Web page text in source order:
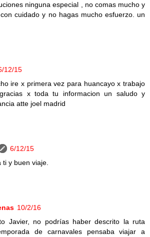
ninguna especial , no comas mucho y
cuidado y no hagas mucho esfuerzo. un
12/15
ire x primera vez para huancayo x trabajo
x toda tu informacion un saludo y
atte joel madrid
6/12/15
ti y buen viaje.
10/2/16
Javier, no podrías haber descrito la ruta
de carnavales pensaba viajar a